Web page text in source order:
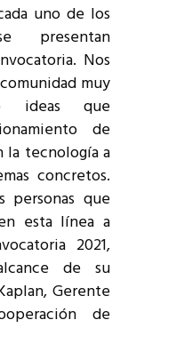
uno de los
presentan
Nos
muy
ideas que
de
la tecnología a
concretos.
personas que
esta línea a
2021,
de su
Gerente
de